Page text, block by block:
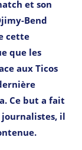
et son
Bend
cette
que les
aux Ticos
Ce but a fait
journalistes, il